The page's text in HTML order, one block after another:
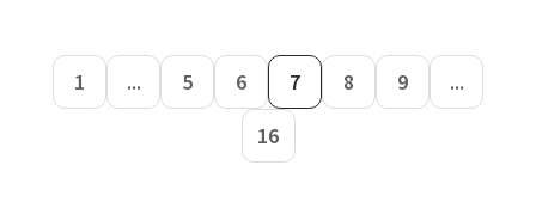
1 ... 5 6 7 8 9
...
16